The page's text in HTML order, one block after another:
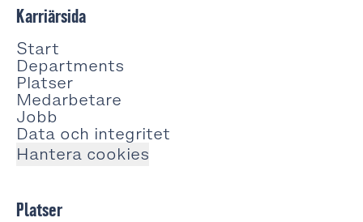
Karriärsida
Start
Departments
Platser
Medarbetare
Jobb
Data och integritet
Hantera cookies
Platser